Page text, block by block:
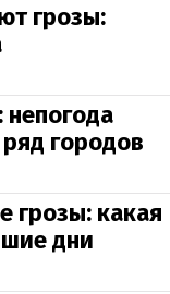
грозы:
городов
грозы: какая
дни